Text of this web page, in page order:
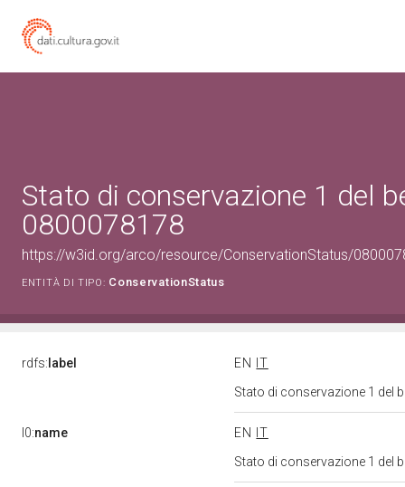
Stato di conservazione 1 del
0800078178
https://w3id.org/arco/resource/ConservationStatus/
ENTITÀ DI TIPO: ConservationStatus
rdfs: label EN
IT
Stato di conservazione 1 del
l0:name EN
IT
Stato di conservazione 1 del